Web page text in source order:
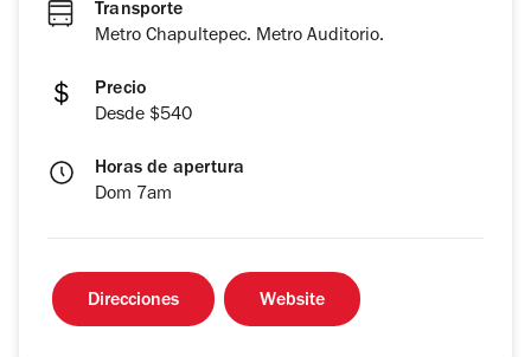
Transporte
Metro Chapultepec. Metro Auditorio.
Precio
Desde $540
Horas de apertura
Dom 7am
Direcciones Website